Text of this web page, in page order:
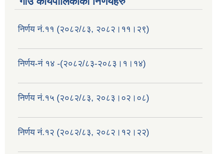
निर्णय नं.११ (२०८२/८३, २०८२।११।२९)
निर्णय-नं १४ -(२०८२/८३-२०८३।१।१४)
निर्णय नं.१५ (२०८२/८३, २०८३।०२।०८)
निर्णय नं.१२ (२०८२/८३, २०८२।१२।२२)